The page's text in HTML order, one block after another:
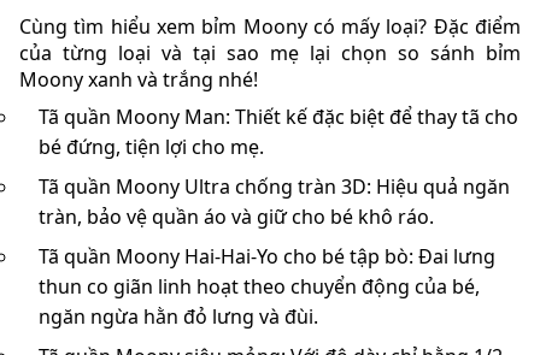
Cùng tìm hiểu xem bỉm Moony có mấy loại? Đặc điểm
của từng loại và tại sao mẹ lại chọn so sánh bỉm
Moony xanh và trắng nhé!
Tã quần Moony Man: Thiết kế đặc biệt để thay tã cho
bé đứng, tiện lợi cho mẹ.
Tã quần Moony Ultra chống tràn 3D: Hiệu quả ngăn
tràn, bảo vệ quần áo và giữ cho bé khô ráo.
Tã quần Moony Hai-Hai-Yo cho bé tập bò: Đai lưng
thun co giãn linh hoạt theo chuyển động của bé,
ngăn ngừa hằn đỏ lưng và đùi.